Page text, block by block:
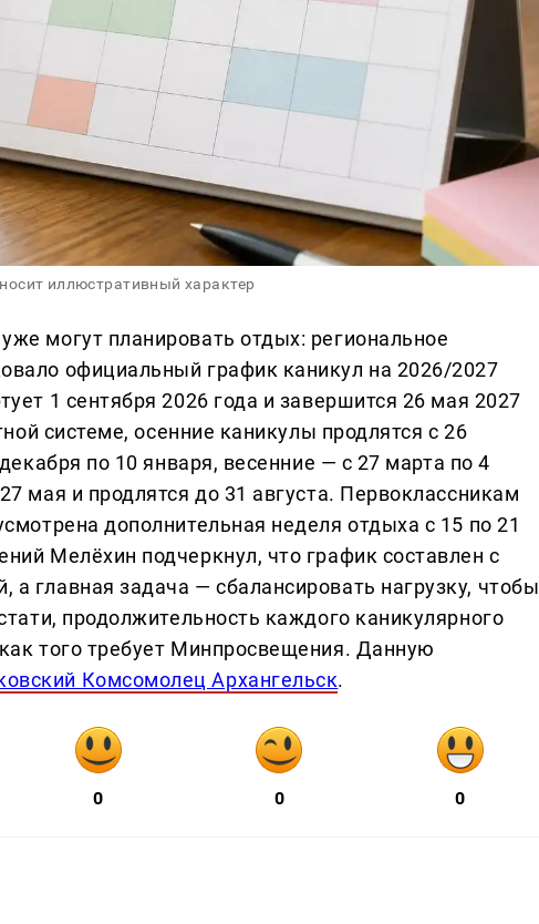
иллюстративный характер
могут планировать отдых: региональное
официальный график каникул на 2026/2027
1 сентября 2026 года и завершится 26 мая 2027
системе, осенние каникулы продлятся с 26
по 10 января, весенние — с 27 марта по 4
мая и продлятся до 31 августа. Первоклассникам
дополнительная неделя отдыха с 15 по 21
Мелёхин подчеркнул, что график составлен с
главная задача — сбалансировать нагрузку, чтобы
продолжительность каждого каникулярного
того требует Минпросвещения. Данную
Комсомолец Архангельск.
0 0 0